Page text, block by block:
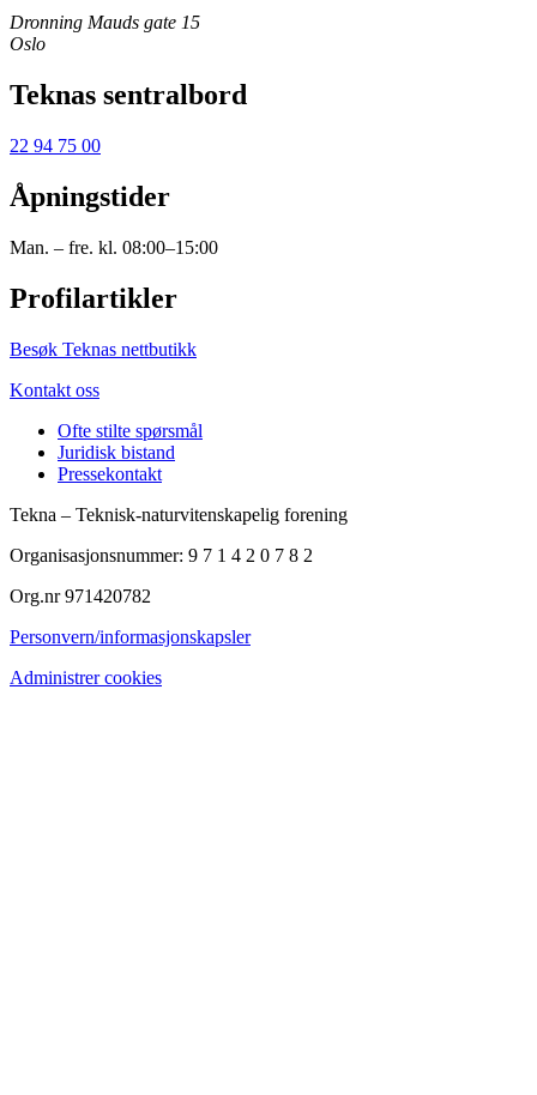
Dronning Mauds gate 15
Oslo
Teknas sentralbord
22 94 75 00
Åpningstider
Man. – fre. kl. 08:00–15:00
Profilartikler
Besøk Teknas nettbutikk
Kontakt oss
Ofte stilte spørsmål
Juridisk bistand
Pressekontakt
Tekna – Teknisk-naturvitenskapelig forening
Organisasjonsnummer: 9 7 1 4 2 0 7 8 2
Org.nr 971420782
Personvern/informasjonskapsler
Administrer cookies